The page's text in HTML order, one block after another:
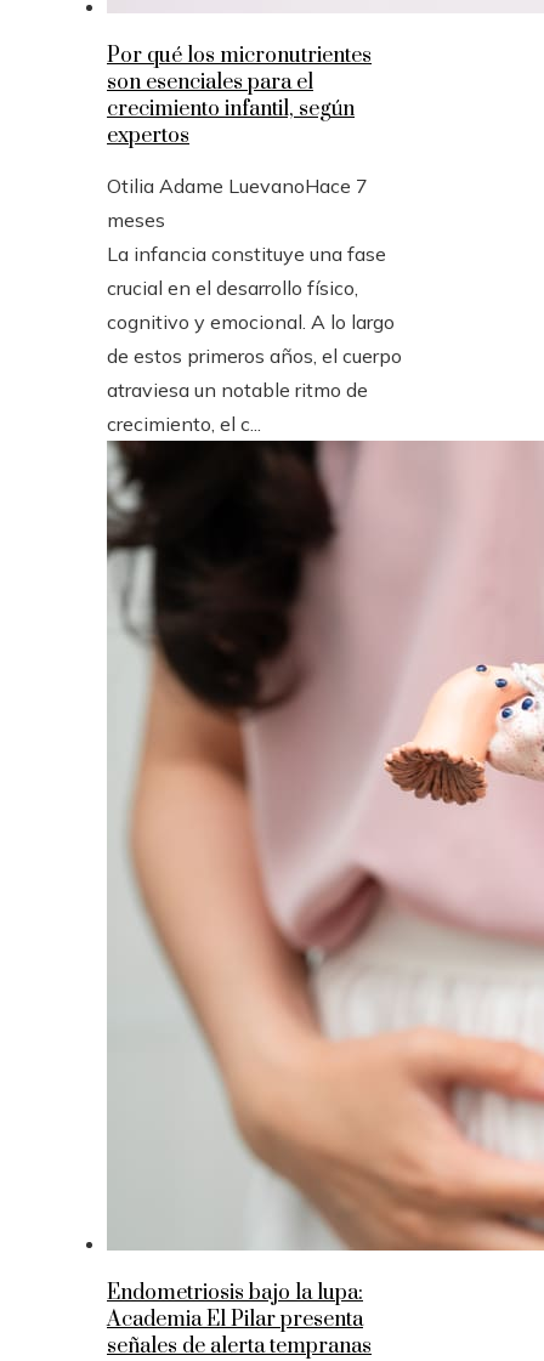
Por qué los micronutrientes
son esenciales para el
crecimiento infantil, según
expertos
Otilia Adame LuevanoHace 7
meses
La infancia constituye una fase
crucial en el desarrollo físico,
cognitivo y emocional. A lo largo
de estos primeros años, el cuerpo
atraviesa un notable ritmo de
crecimiento, el c...
Endometriosis bajo la lupa:
Academia El Pilar presenta
señales de alerta tempranas